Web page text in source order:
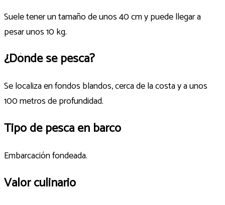
Suele tener un tamaño de unos 40 cm y puede llegar a
pesar unos 10 kg.
¿Dónde se pesca?
Se localiza en fondos blandos, cerca de la costa y a unos
100 metros de profundidad.
Tipo de pesca en barco
Embarcación fondeada.
Valor culinario